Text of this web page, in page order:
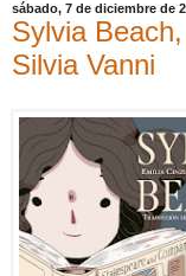
sábado, 7 de diciembre de
Sylvia
Silvia Vanni